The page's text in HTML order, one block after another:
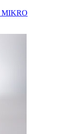
MIKRO